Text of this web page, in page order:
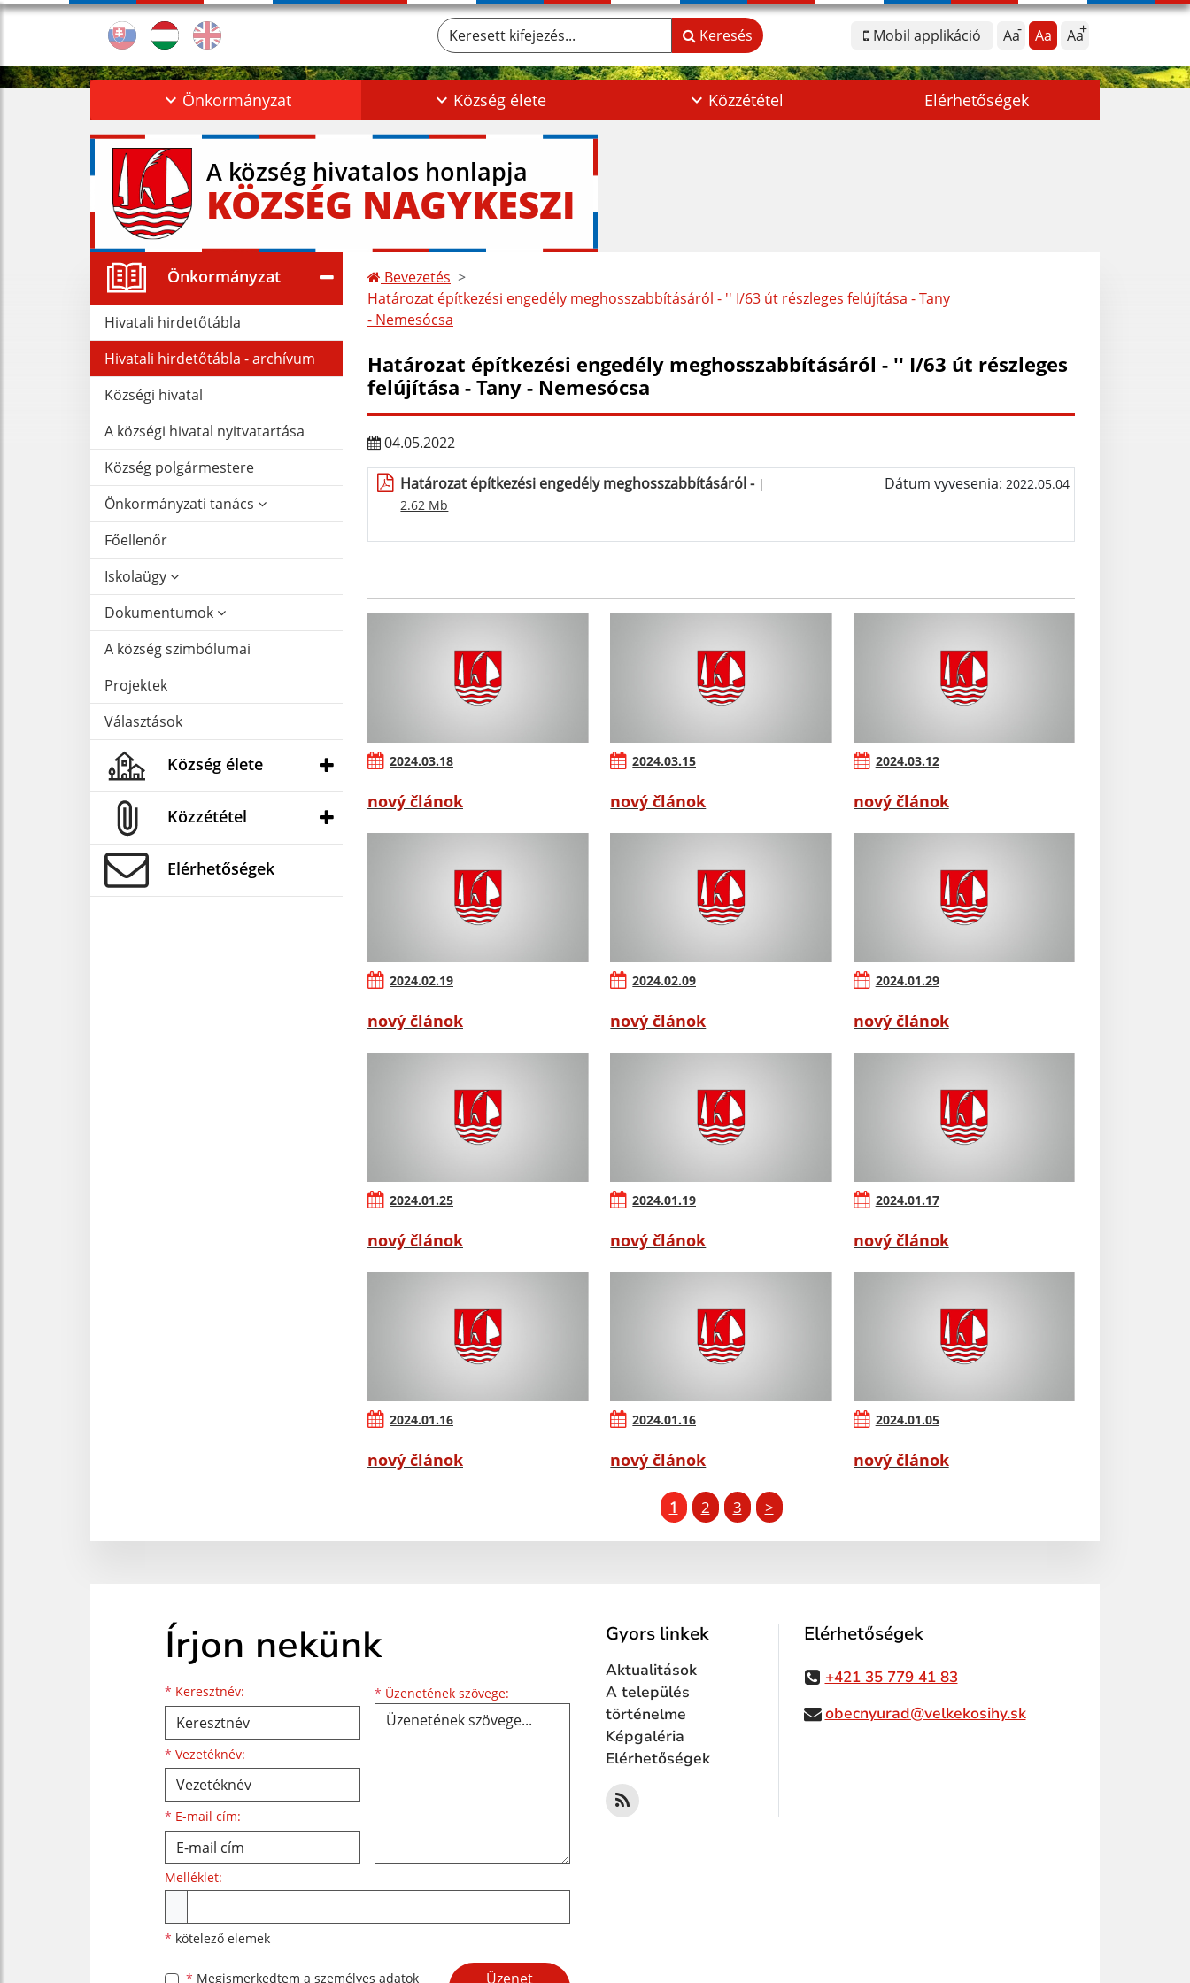
Mobil applikáció Aa Aa Aa
Keresett kifejezés... Keresés
Önkormányzat Község élete Közzététel Elérhetőségek
A község hivatalos honlapja
KÖZSÉG NAGYKESZI
Önkormányzat
Hivatali hirdetőtábla
Hivatali hirdetőtábla - archívum
Községi hivatal
A községi hivatal nyitvatartása
Község polgármestere
Önkormányzati tanács
Főellenőr
Iskolaügy
Dokumentumok
A község szimbólumai
Projektek
Választások
Község élete
Közzététel
Elérhetőségek
Bevezetés
Határozat építkezési engedély meghosszabbításáról - '' I/63 út részleges felújítása - Tany
- Nemesócsa
Határozat építkezési engedély meghosszabbításáról - '' I/63 út részleges
felújítása - Tany - Nemesócsa
04.05.2022
Határozat építkezési engedély meghosszabbításáról - |
2.62 Mb
Dátum vyvesenia: 2022.05.04
2024.03.18
nový článok
2024.03.15
nový článok
2024.03.12
nový článok
2024.02.19
nový článok
2024.02.09
nový článok
2024.01.29
nový článok
2024.01.25
nový článok
2024.01.19
nový článok
2024.01.17
nový článok
2024.01.16
nový článok
2024.01.16
nový článok
2024.01.05
nový článok
1 2 3 >
Írjon nekünk
* Keresztnév:
Keresztnév
* Vezetéknév:
Vezetéknév
* E-mail cím:
E-mail cím * Üzenetének szövege: Üzenetének szövege...
Melléklet:
* kötelező elemek
* Megismerkedtem a személyes adatok Google reCaptcha Response
Üzenet
Gyors linkek
Aktualitások
A település
történelme
Képgaléria
Elérhetőségek
Elérhetőségek
+421 35 779 41 83
obecnyurad@velkekosihy.sk